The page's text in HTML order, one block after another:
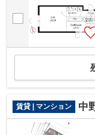
賃貸 | マンション 中